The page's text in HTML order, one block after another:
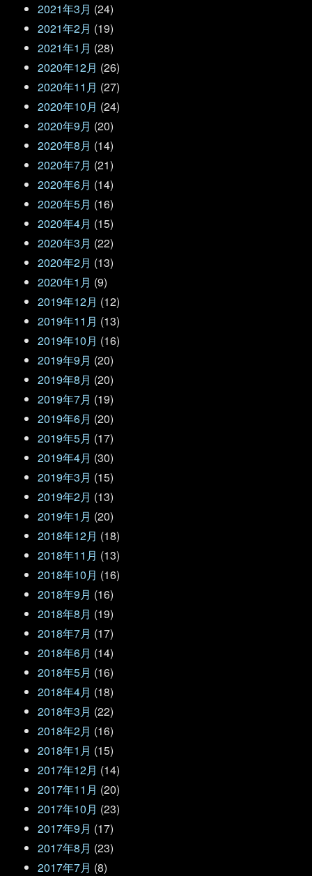
2021年3月 (24)
2021年2月 (19)
2021年1月 (28)
2020年12月 (26)
2020年11月 (27)
2020年10月 (24)
2020年9月 (20)
2020年8月 (14)
2020年7月 (21)
2020年6月 (14)
2020年5月 (16)
2020年4月 (15)
2020年3月 (22)
2020年2月 (13)
2020年1月 (9)
2019年12月 (12)
2019年11月 (13)
2019年10月 (16)
2019年9月 (20)
2019年8月 (20)
2019年7月 (19)
2019年6月 (20)
2019年5月 (17)
2019年4月 (30)
2019年3月 (15)
2019年2月 (13)
2019年1月 (20)
2018年12月 (18)
2018年11月 (13)
2018年10月 (16)
2018年9月 (16)
2018年8月 (19)
2018年7月 (17)
2018年6月 (14)
2018年5月 (16)
2018年4月 (18)
2018年3月 (22)
2018年2月 (16)
2018年1月 (15)
2017年12月 (14)
2017年11月 (20)
2017年10月 (23)
2017年9月 (17)
2017年8月 (23)
2017年7月 (8)